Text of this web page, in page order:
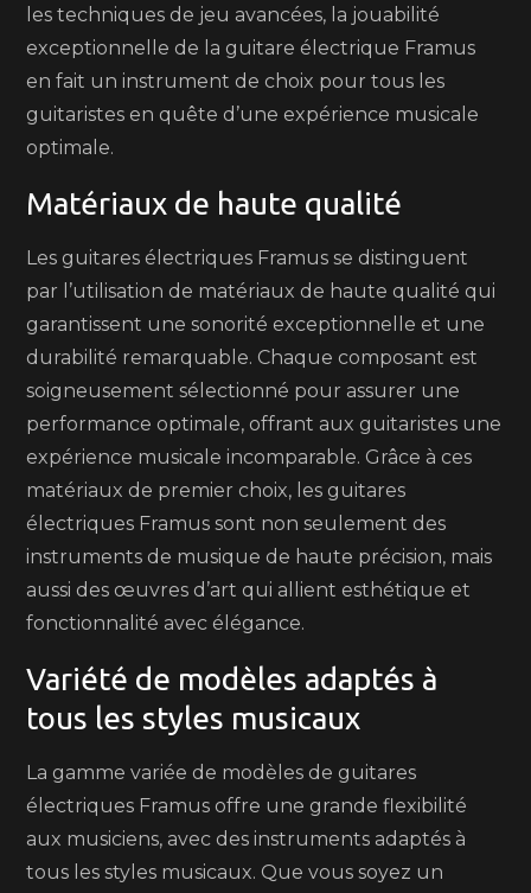
les techniques de jeu avancées, la jouabilité
exceptionnelle de la guitare électrique Framus
en fait un instrument de choix pour tous les
guitaristes en quête d’une expérience musicale
optimale.
Matériaux de haute qualité
Les guitares électriques Framus se distinguent
par l’utilisation de matériaux de haute qualité qui
garantissent une sonorité exceptionnelle et une
durabilité remarquable. Chaque composant est
soigneusement sélectionné pour assurer une
performance optimale, offrant aux guitaristes une
expérience musicale incomparable. Grâce à ces
matériaux de premier choix, les guitares
électriques Framus sont non seulement des
instruments de musique de haute précision, mais
aussi des œuvres d’art qui allient esthétique et
fonctionnalité avec élégance.
Variété de modèles adaptés à
tous les styles musicaux
La gamme variée de modèles de guitares
électriques Framus offre une grande flexibilité
aux musiciens, avec des instruments adaptés à
tous les styles musicaux. Que vous soyez un